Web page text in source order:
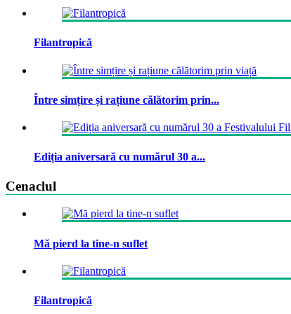
Filantropică
Între simțire și rațiune călătorim prin...
Ediția aniversară cu numărul 30 a...
Cenaclul
Mă pierd la tine-n suflet
Filantropică